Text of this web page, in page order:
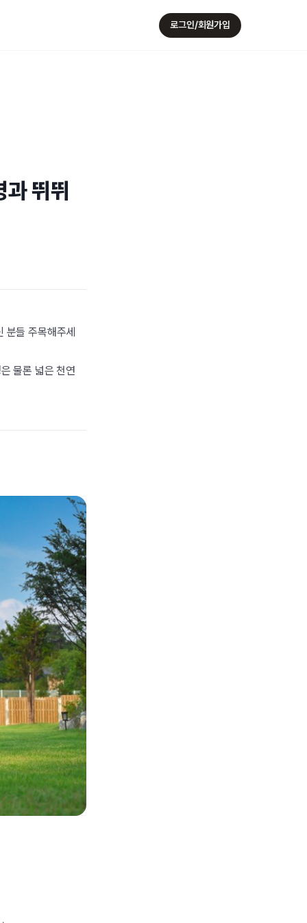
로그인/회원가입
뛰뛰
분들 주목해주세
물론 넓은 천연